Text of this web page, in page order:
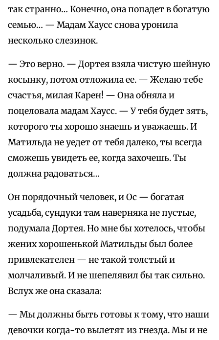
так странно… Конечно, она попадет в богатую
семью… — Мадам Хаусс снова уронила
несколько слезинок.
— Это верно. — Дортея взяла чистую шейную
косынку, потом отложила ее. — Желаю тебе
счастья, милая Карен! — Она обняла и
поцеловала мадам Хаусс. — У тебя будет зять,
которого ты хорошо знаешь и уважаешь. И
Матильда не уедет от тебя далеко, ты всегда
сможешь увидеть ее, когда захочешь. Ты
должна радоваться…
Он порядочный человек, и Ос — богатая
усадьба, сундуки там наверняка не пустые,
подумала Дортея. Но мне бы хотелось, чтобы
жених хорошенькой Матильды был более
привлекателен — не такой толстый и
молчаливый. И не шепелявил бы так сильно.
Вслух же она сказала:
— Мы должны быть готовы к тому, что наши
девочки когда-то вылетят из гнезда. Мы и не